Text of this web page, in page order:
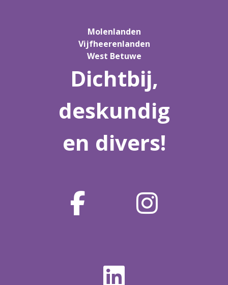
Molenlanden
Vijfheerenlanden
West Betuwe
Dichtbij,
deskundig
en divers!